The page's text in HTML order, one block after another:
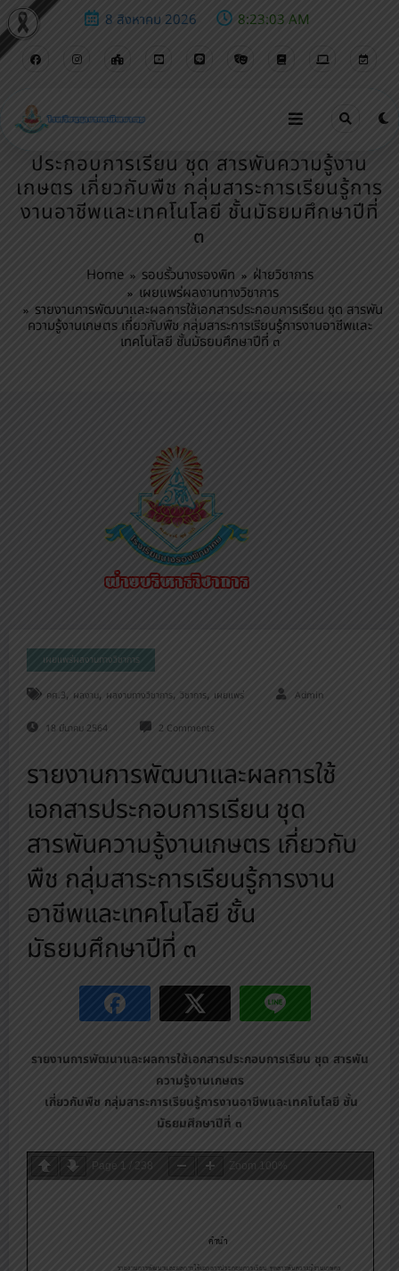
8 สิงหาคม 2026 8:23:04 AM
รายงานการพัฒนาและผลการใช้เอกสาร
ประกอบการเรียน ชุด สารพันความรู้งาน
เกษตร เกี่ยวกับพืช กลุ่มสาระการเรียนรู้การ
งานอาชีพและเทคโนโลยี ชั้นมัธยมศึกษาปีที่
๓
Home รอบรั้วนางรองพิท
ฝ่ายวิชาการ
เผยแพร่ผลงานทางวิชาการ
รายงานการพัฒนาและผลการใช้เอกสารประกอบการเรียน ชุด สารพัน
ความรู้งานเกษตร เกี่ยวกับพืช กลุ่มสาระการเรียนรู้การงานอาชีพและ
เทคโนโลยี ชั้นมัธยมศึกษาปีที่ ๓
เผยแพร่ผลงานทางวิชาการ
คศ.3, ผลงาน, ผลงานทางวิชาการ, วิชาการ, เผยแพร่ Admin
18 มีนาคม 2564 2 Comments
รายงานการพัฒนาและผลการใช้
เอกสารประกอบการเรียน ชุด
สารพันความรู้งานเกษตร เกี่ยวกับ
พืช กลุ่มสาระการเรียนรู้การงาน
อาชีพและเทคโนโลยี ชั้น
มัธยมศึกษาปีที่ ๓
รายงานการพัฒนาและผลการใช้เอกสารประกอบการเรียน ชุด สารพัน
ความรู้งานเกษตร
เกี่ยวกับพืช กลุ่มสาระการเรียนรู้การงานอาชีพและเทคโนโลยี ชั้น
มัธยมศึกษาปีที่ ๓
Page 1 / 238 Zoom 100%